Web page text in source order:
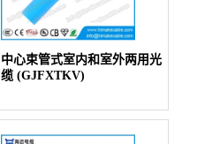
中心束管式室内和室外两用光
缆 (GJFXTKV)